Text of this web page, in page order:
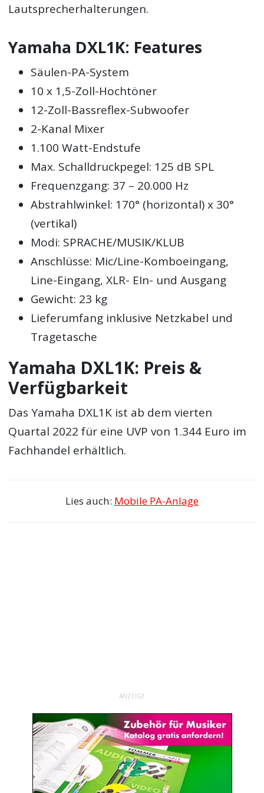
Lautsprecherhalterungen.
Yamaha DXL1K: Features
Säulen-PA-System
10 x 1,5-Zoll-Hochtöner
12-Zoll-Bassreflex-Subwoofer
2-Kanal Mixer
1.100 Watt-Endstufe
Max. Schalldruckpegel: 125 dB SPL
Frequenzgang: 37 – 20.000 Hz
Abstrahlwinkel: 170° (horizontal) x 30°
(vertikal)
Modi: SPRACHE/MUSIK/KLUB
Anschlüsse: Mic/Line-Komboeingang,
Line-Eingang, XLR- EIn- und Ausgang
Gewicht: 23 kg
Lieferumfang inklusive Netzkabel und
Tragetasche
Yamaha DXL1K: Preis &
Verfügbarkeit
Das Yamaha DXL1K ist ab dem vierten
Quartal 2022 für eine UVP von 1.344 Euro im
Fachhandel erhältlich.
Lies auch: Mobile PA-Anlage
ANZEIGE